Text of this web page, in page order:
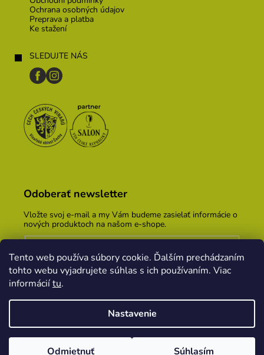
Tento web používa súbory cookie. Ďalším prechádzaním
tohto webu vyjadrujete súhlas s ich používaním. Viac
informáciítu.
Nastavenie
Odmietnuť Súhlasím
Ochrana osobných údajov
Preprava a platba
Ke stažení
SLEDUJTE NÁS
Odoberať newsletter
Vložte svoj e-mail a my Vám budeme zasielať informácie o
nových produktoch na našom e-shope.
Vložením e-mailu súhlasíte s podmienkami ochrany
osobných údajov
PRIHLÁSIŤ SA
Vytvoril Shoptet
PekneWeby